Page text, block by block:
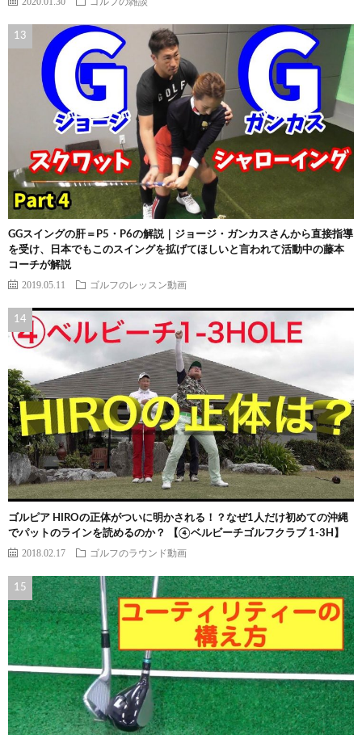
GGスイングの肝＝P5・P6の解説｜ジョージ・ガンカスさんから直接指導
を受け、日本でもこのスイングを拡げてほしいと言われて活動中の藤本
コーチが解説
2019.05.11 ゴルフのレッスン動画
ゴルピア HIROの正体がついに明かされる！？なぜ1人だけ初めての沖縄
でパットのラインを読めるのか？ 【④ベルビーチゴルフクラブ 1-3H】
2018.02.17 ゴルフのラウンド動画